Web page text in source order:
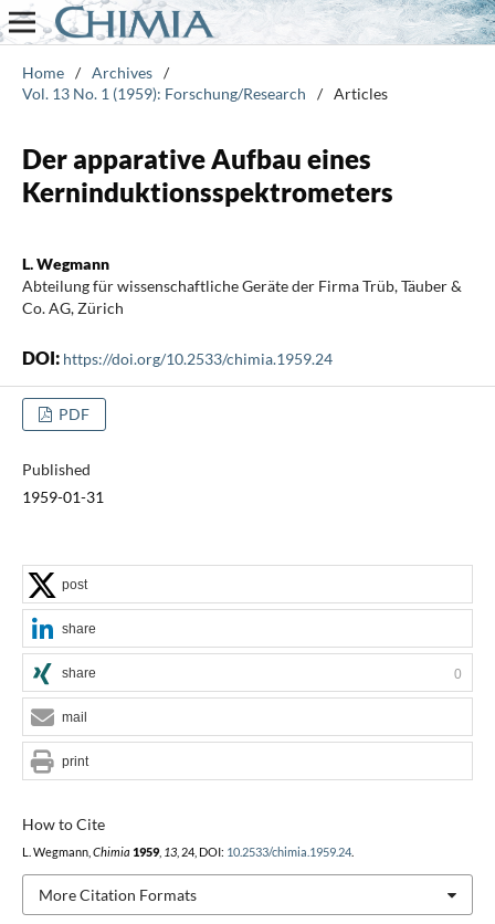
Home / Archives /
Vol. 13 No. 1 (1959): Forschung/Research
/ Articles
Der apparative Aufbau eines
Kerninduktionsspektrometers
L. Wegmann
Abteilung für wissenschaftliche Geräte der Firma Trüb, Täuber &
Co. AG, Zürich
DOI: https://doi.org/10.2533/chimia.1959.24
PDF
Published
1959-01-31
How to Cite
L. Wegmann, Chimia 1959, 13, 24, DOI: 10.2533/chimia.1959.24.
More Citation Formats
post
share
share 0
mail
print